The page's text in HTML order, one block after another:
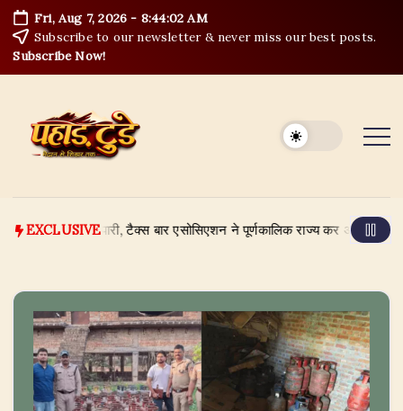
Skip
to
content
Fri, Aug 7, 2026 - 8:44:03 AM
Subscribe to our newsletter & never miss our best posts.
Subscribe Now!
EXCLUSIVE
व्यापारी, टैक्स बार एसोसिएशन ने पूर्णकालिक राज्य कर अधिकारी की उठाई मांग